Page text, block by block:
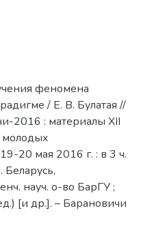
феномена
/ Е. В. Булатая //
2016 : материалы XII
молодых
20 мая 2016 г. : в 3 ч.
науч. о-во БарГУ ;
[и др.]. – Барановичи